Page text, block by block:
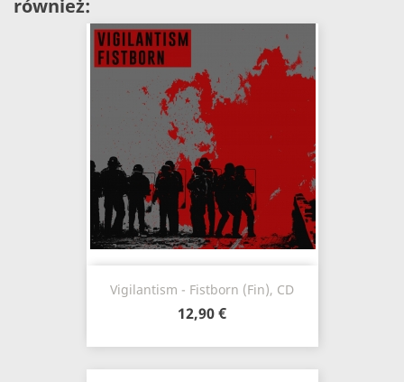
również:
Vigilantism - Fistborn (Fin), CD
12,90 €